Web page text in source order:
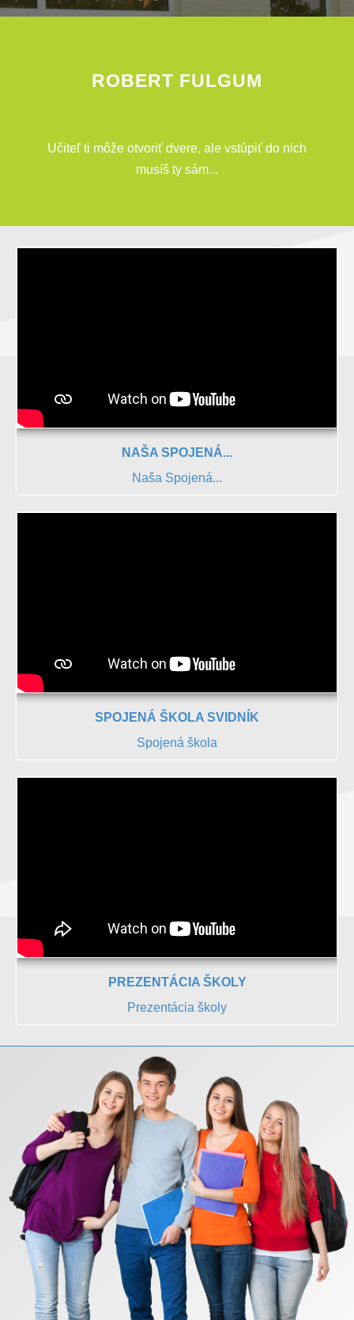
ROBERT FULGUM
Učiteľ ti môže otvoriť dvere, ale vstúpiť do nich
musíš ty sám...
NAŠA SPOJENÁ...
Naša Spojená...
SPOJENÁ ŠKOLA SVIDNÍK
Spojená škola
PREZENTÁCIA ŠKOLY
Prezentácia školy